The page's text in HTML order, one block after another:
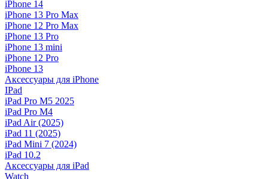
iPhone 14
iPhone 13 Pro Max
iPhone 12 Pro Max
iPhone 13 Pro
iPhone 13 mini
iPhone 12 Pro
iPhone 13
Аксессуары для iPhone
IPad
iPad Pro M5 2025
iPad Pro M4
iPad Air (2025)
iPad 11 (2025)
iPad Mini 7 (2024)
iPad 10.2
Аксессуары для iPad
Watch